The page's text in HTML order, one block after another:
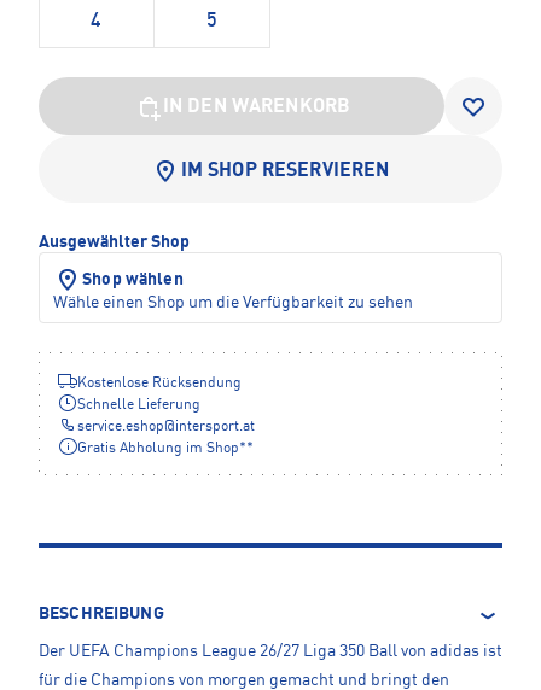
4 5
IN DEN WARENKORB
IM SHOP RESERVIEREN
Ausgewählter Shop
Shop wählen
Wähle einen Shop um die Verfügbarkeit zu sehen
Kostenlose Rücksendung
Schnelle Lieferung
service.eshop@intersport.at
Gratis Abholung im Shop**
BESCHREIBUNG
Der UEFA Champions League 26/27 Liga 350 Ball von adidas ist
für die Champions von morgen gemacht und bringt den